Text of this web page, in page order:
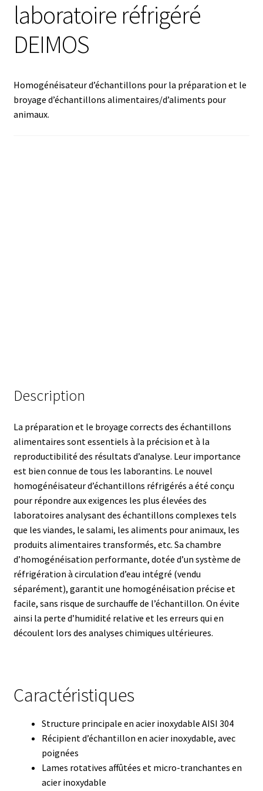
Analyse des antibiotiques
Analyse des gaz
Analyse du lait
Bain-marie et thermostat
Bains à ultrasons
Bec Bunsen
Bioréacteur
Blocs thermostatés
Boites à gants
Broyeur de cellules
Calibrateur de température
Caméra – Vision
Capteurs météo et climatiques
Cartes de communication
Centrifugeuses
laboratoire réfrigéré
DEIMOS
Homogénéisateur d’échantillons pour la préparation et le
broyage d’échantillons alimentaires/d’aliments pour
animaux.
Description
La préparation et le broyage corrects des échantillons
alimentaires sont essentiels à la précision et à la
reproductibilité des résultats d’analyse. Leur importance
est bien connue de tous les laborantins. Le nouvel
homogénéisateur d’échantillons réfrigérés a été conçu
pour répondre aux exigences les plus élevées des
laboratoires analysant des échantillons complexes tels
que les viandes, le salami, les aliments pour animaux, les
produits alimentaires transformés, etc. Sa chambre
d’homogénéisation performante, dotée d’un système de
réfrigération à circulation d’eau intégré (vendu
séparément), garantit une homogénéisation précise et
facile, sans risque de surchauffe de l’échantillon. On évite
ainsi la perte d’humidité relative et les erreurs qui en
découlent lors des analyses chimiques ultérieures.
Caractéristiques
Structure principale en acier inoxydable AISI 304
Récipient d’échantillon en acier inoxydable, avec
poignées
Lames rotatives affûtées et micro-tranchantes en
acier inoxydable